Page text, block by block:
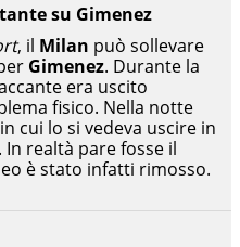
su Gimenez
, il Milan può sollevare
Gimenez. Durante la
era uscito
fisico. Nella notte
cui lo si vedeva uscire in
realtà pare fosse il
è stato infatti rimosso.